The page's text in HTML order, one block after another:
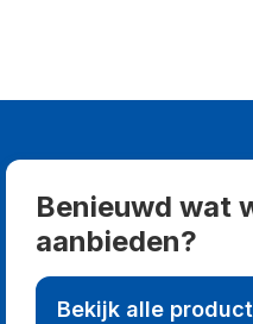
Benieuwd wat
aanbieden?
Bekijk alle